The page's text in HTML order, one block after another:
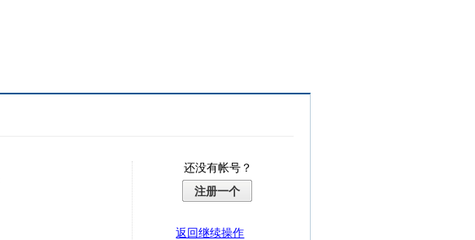
还没有帐号？
注册一个
返回继续操作